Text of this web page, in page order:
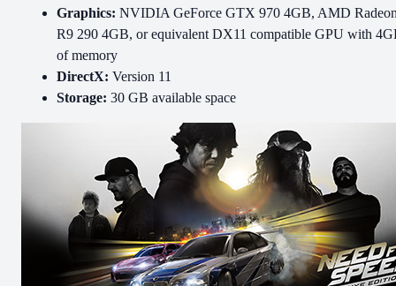
Graphics: NVIDIA GeForce GTX 970 4GB, AMD
R9 290 4GB, or equivalent DX11 compatible GPU with
of memory
DirectX: Version 11
Storage: 30 GB available space